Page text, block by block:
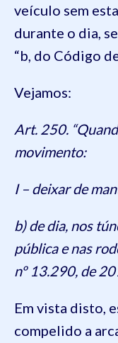
veículo sem
durante o dia,
“b, do Código
Vejamos:
Art. 250.
movimento:
I – deixar de
b) de dia, nos
pública e nas
nº 13.290, de
Em vista disto,
compelido a